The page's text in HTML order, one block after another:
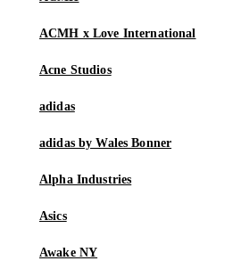
ACMH x Love International
Acne Studios
adidas
adidas by Wales Bonner
Alpha Industries
Asics
Awake NY